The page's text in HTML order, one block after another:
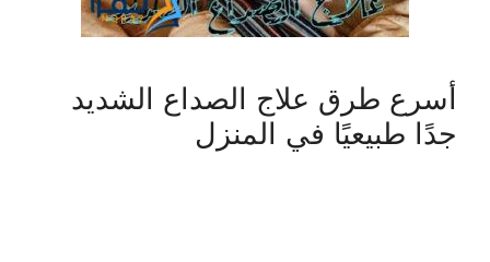
أسرع طرق علاج الصداع الشديد
جدًا طبيعيًا في المنزل